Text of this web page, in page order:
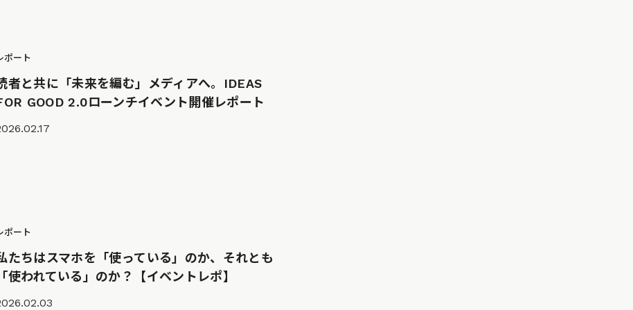
ポート
者と共に「未来を編む」メディアへ。IDEAS
GOOD 2.0ローンチイベント開催レポート
ポート
たちはスマホを「使っている」のか、それとも
「使われている」のか？【イベントレポ】